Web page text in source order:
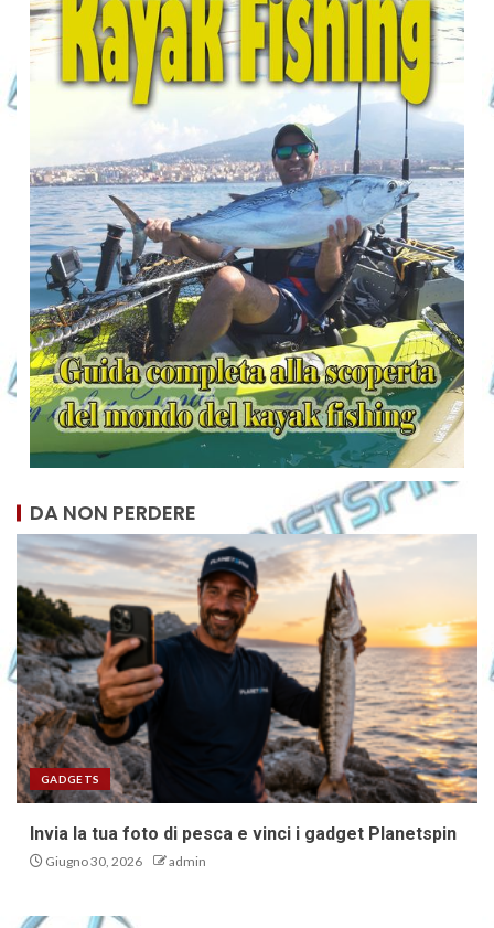
DA NON PERDERE
GADGETS
Invia la tua foto di pesca e vinci i gadget Planetspin
Giugno 30, 2026 admin